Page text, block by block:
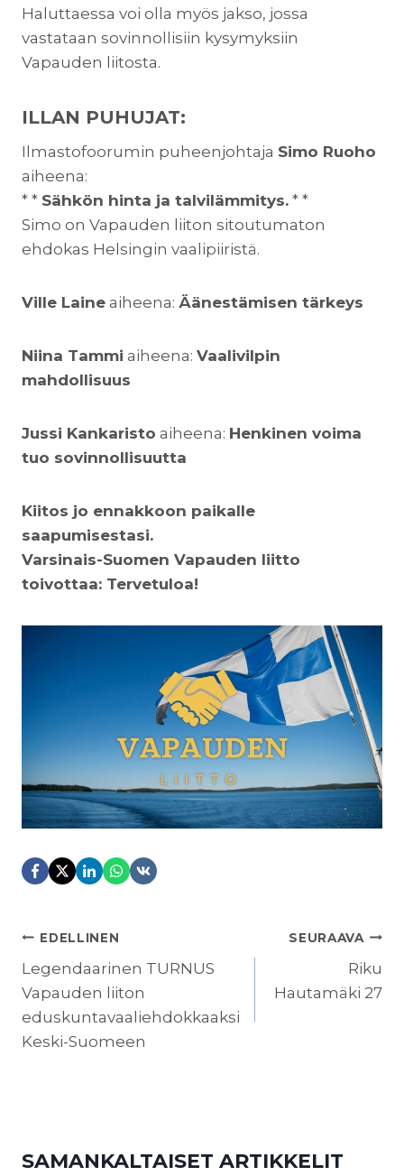
Haluttaessa voi olla myös jakso, jossa
vastataan sovinnollisiin kysymyksiin
Vapauden liitosta.
ILLAN PUHUJAT:
Ilmastofoorumin puheenjohtaja Simo Ruoho
aiheena:
* * Sähkön hinta ja talvilämmitys. * *
Simo on Vapauden liiton sitoutumaton
ehdokas Helsingin vaalipiiristä.
Ville Laine aiheena: Äänestämisen tärkeys
Niina Tammi aiheena: Vaalivilpin
mahdollisuus
Jussi Kankaristo aiheena: Henkinen voima
tuo sovinnollisuutta
Kiitos jo ennakkoon paikalle
saapumisestasi.
Varsinais-Suomen Vapauden liitto
toivottaa: Tervetuloa!
ARTIKKELIEN
SELAUS
EDELLINEN
Legendaarinen TURNUS
Vapauden liiton
eduskuntavaaliehdokkaaksi
Keski-Suomeen
SEURAAVA
Riku
Hautamäki 27
SAMANKALTAISET ARTIKKELIT